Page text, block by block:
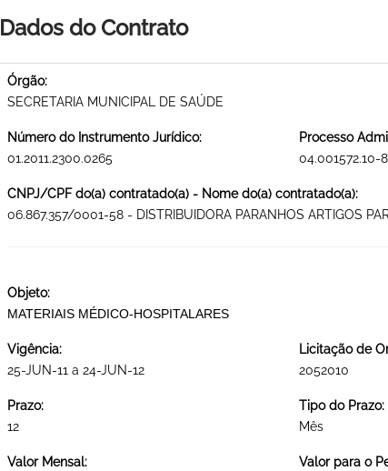
Dados do Contrato
Órgão:
SECRETARIA MUNICIPAL DE SAÚDE
Número do Instrumento Jurídico:
01.2011.2300.0265
Processo
04.001572.10-
CNPJ/CPF do(a) contratado(a) - Nome do(a) contratado(a):
06.867.357/0001-58 - DISTRIBUIDORA PARANHOS ARTIGOS
Objeto:
MATERIAIS MÉDICO-HOSPITALARES
Vigência:
25-JUN-11 a 24-JUN-12
Licitação de
2052010
Prazo:
12
Tipo do Prazo:
Mês
Valor Mensal:
Valor para o